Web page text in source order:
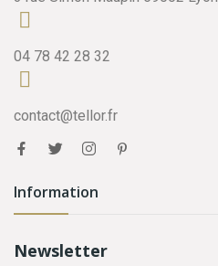
04 78 42 28 32
contact@tellor.fr
Information
Newsletter